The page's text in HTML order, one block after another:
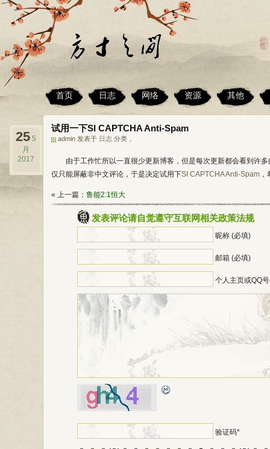
首页 日志 网络 资源 其他
试用一下SI CAPTCHA Anti-Spam
admin 发表于 日志 分类，
25 5
月
2017
由于工作忙所以一直很少更新博客，但是每次更新都会看到许
仅只能屏蔽非中文评论，于是决定试用下SI CAPTCHA Anti-Spam
« 上一篇： 鲁能2:1恒大
发表评论请自觉遵守互联网相关政策法规
昵称 (必填)
邮箱 (必填)
个人主页或QQ
验证码*